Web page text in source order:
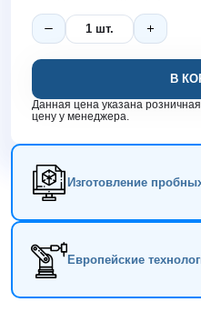
В
Данная цена указана
цену у менеджера.
Изготовление
Европейские